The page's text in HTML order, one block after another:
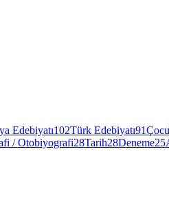
Edebiyatı102Türk Edebiyatı91
/ Otobiyografi28Tarih28Deneme25